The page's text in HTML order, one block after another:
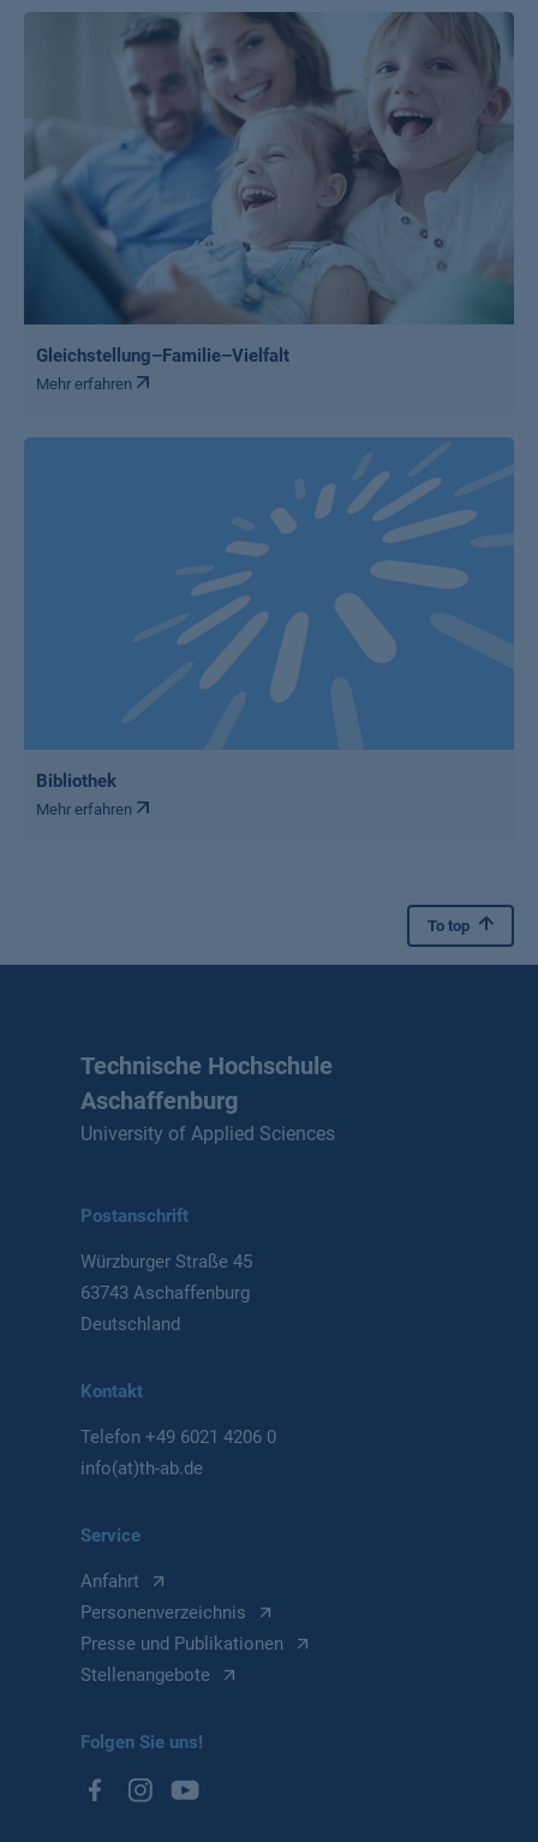
Gleichstellung–Familie–Vielfalt
Mehr erfahren
Bibliothek
Mehr erfahren
To top
Technische Hochschule
Aschaffenburg
University of Applied Sciences
Postanschrift
Würzburger Straße 45
63743 Aschaffenburg
Deutschland
Kontakt
Telefon+49 6021 4206 0
info(at)th-ab.de
Service
Anfahrt
Personenverzeichnis
Presse und Publikationen
Stellenangebote
Folgen Sie uns!